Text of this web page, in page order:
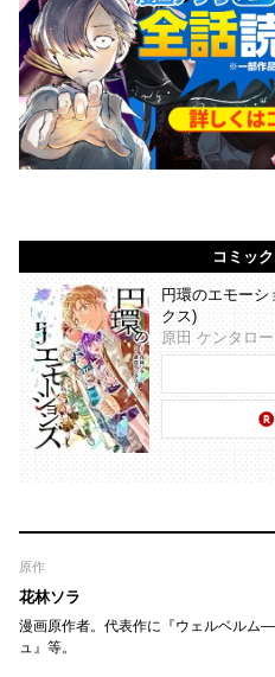
コミッ
円環のエモー
クス)
原田 ケンタロ
原作
花林ソラ
漫画原作者。代表作に『ウェルベルム
ュ』等。